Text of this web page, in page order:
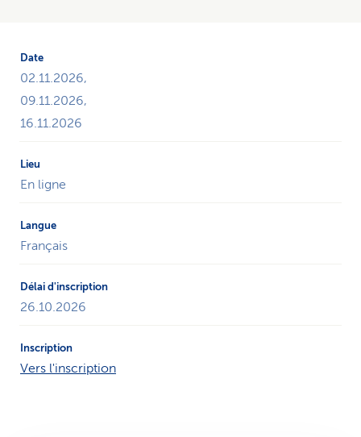
02.11.2026,
09.11.2026,
16.11.2026
En ligne
Français
26.10.2026
Vers l'inscription